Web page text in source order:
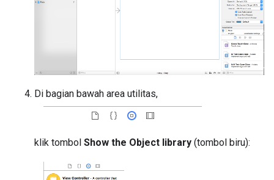
Di bagian bawah area utilitas,
klik tombol Show the Object library (tombol biru):